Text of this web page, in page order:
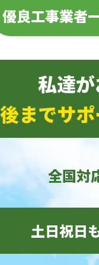
優良工事業者
私達
までサ
全国対
土日祝日